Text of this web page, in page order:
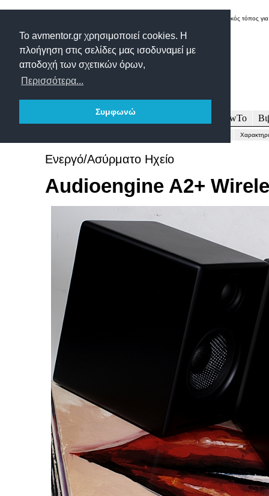
Το avmentor.gr χρησιμοποιεί cookies. Η
πλοήγηση στις σελίδες μας ισοδυναμεί με
αποδοχή των σχετικών όρων,
Περισσότερα...
Συμφωνώ
Δικτυακός τόπος
Δοκιμές Άρθρα HowTo
Ενεργό/Ασύρματο Ηχείο
Audioengine A2+